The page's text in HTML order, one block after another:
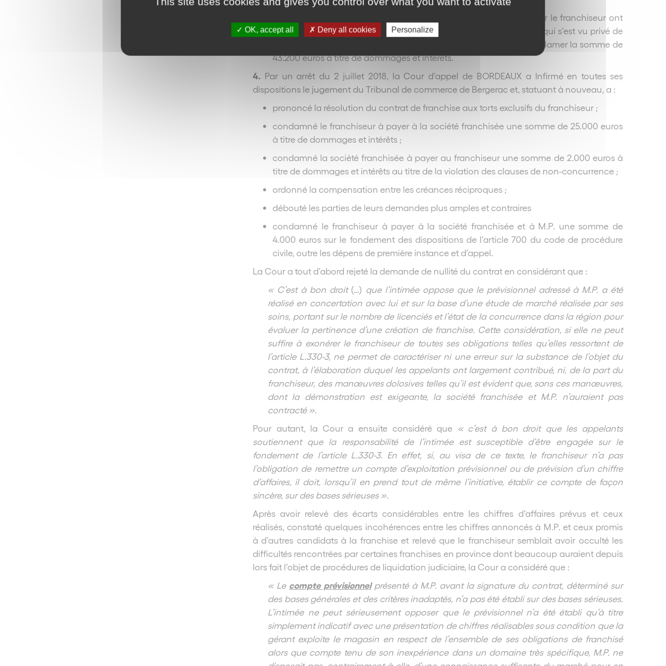
en toutes hypothèses, de dire et juger que les fautes commises par le franchiseur ont
causé un préjudice à M.P., ancien gérant de la société franchisée, qui s’est vu privé de
toute rémunération pendant les deux années, ce qui le fonde à réclamer la somme de
43.200 euros à titre de dommages et intérêts.
4. Par un arrêt du 2 juillet 2018, la Cour d’appel de BORDEAUX a Infirmé en toutes ses
dispositions le jugement du Tribunal de commerce de Bergerac et, statuant à nouveau, a :
prononcé la résolution du contrat de franchise aux torts exclusifs du franchiseur ;
condamné le franchiseur à payer à la société franchisée une somme de 25.000 euros
à titre de dommages et intérêts ;
condamné la société franchisée à payer au franchiseur une somme de 2.000 euros à
titre de dommages et intérêts au titre de la violation des clauses de non-concurrence ;
ordonné la compensation entre les créances réciproques ;
débouté les parties de leurs demandes plus amples et contraires
condamné le franchiseur à payer à la société franchisée et à M.P. une somme de
4.000 euros sur le fondement des dispositions de l’article 700 du code de procédure
civile, outre les dépens de première instance et d’appel.
La Cour a tout d’abord rejeté la demande de nullité du contrat en considérant que :
« C’est à bon droit (…) que l’intimée oppose que le prévisionnel adressé à M.P. a été
réalisé en concertation avec lui et sur la base d’une étude de marché réalisée par ses
soins, portant sur le nombre de licenciés et l’état de la concurrence dans la région pour
évaluer la pertinence d’une création de franchise. Cette considération, si elle ne peut
suffire à exonérer le franchiseur de toutes ses obligations telles qu’elles ressortent de
l’article L.330-3, ne permet de caractériser ni une erreur sur la substance de l’objet du
contrat, à l’élaboration duquel les appelants ont largement contribué, ni, de la part du
franchiseur, des manœuvres dolosives telles qu’il est évident que, sans ces manœuvres,
dont la démonstration est exigeante, la société franchisée et M.P. n’auraient pas
contracté ».
Pour autant, la Cour a ensuite considéré que « c’est à bon droit que les appelants
soutiennent que la responsabilité de l’intimée est susceptible d’être engagée sur le
fondement de l’article L.330-3. En effet, si, au visa de ce texte, le franchiseur n’a pas
l’obligation de remettre un compte d’exploitation prévisionnel ou de prévision d’un chiffre
d’affaires, il doit, lorsqu’il en prend tout de même l’initiative, établir ce compte de façon
sincère, sur des bases sérieuses ».
Après avoir relevé des écarts considérables entre les chiffres d’affaires prévus et ceux
réalisés, constaté quelques incohérences entre les chiffres annoncés à M.P. et ceux promis
à d’autres candidats à la franchise et relevé que le franchiseur semblait avoir occulté les
difficultés rencontrées par certaines franchises en province dont beaucoup auraient depuis
lors fait l’objet de procédures de liquidation judiciaire, la Cour a considéré que :
« Le compte prévisionnelprésenté à M.P. avant la signature du contrat, déterminé sur
des bases générales et des critères inadaptés, n’a pas été établi sur des bases sérieuses.
L’intimée ne peut sérieusement opposer que le prévisionnel n’a été établi qu’à titre
simplement indicatif avec une présentation de chiffres réalisables sous condition que la
gérant exploite le magasin en respect de l’ensemble de ses obligations de franchisé
alors que compte tenu de son inexpérience dans un domaine très spécifique, M.P. ne
OK, accept all Deny all cookies Personalize